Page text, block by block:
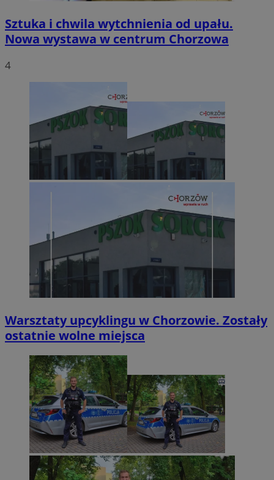
Sztuka i chwila wytchnienia od upału.
Nowa wystawa w centrum Chorzowa
4
Warsztaty upcyklingu w Chorzowie. Zostały
ostatnie wolne miejsca